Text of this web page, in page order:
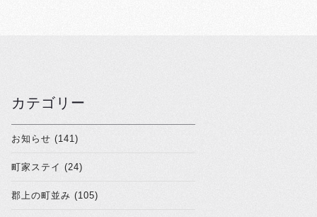
カテゴリー
お知らせ (141)
町家ステイ (24)
郡上の町並み (105)